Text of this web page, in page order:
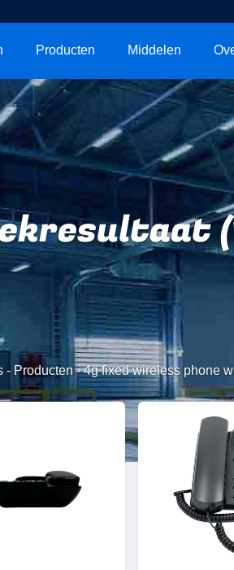
Producten Middelen
- Producten-4g fixed wireless phone